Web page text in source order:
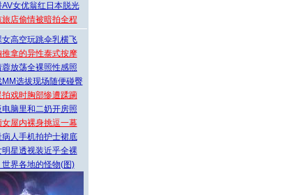
AV女优翁红日本脱光
旅店偷情被暗拍全程
女高空玩跳伞乳横飞
推拿的异性泰式按摩
蓉放荡全裸照性感照
MM选拔现场随便碰臀
拍戏时胸部惨遭蹂躏
电脑里和二奶开房照
女屋内裸身挑逗一幕
病人手机拍护士裙底
明星透视装近乎全裸
世界各地的怪物(图)